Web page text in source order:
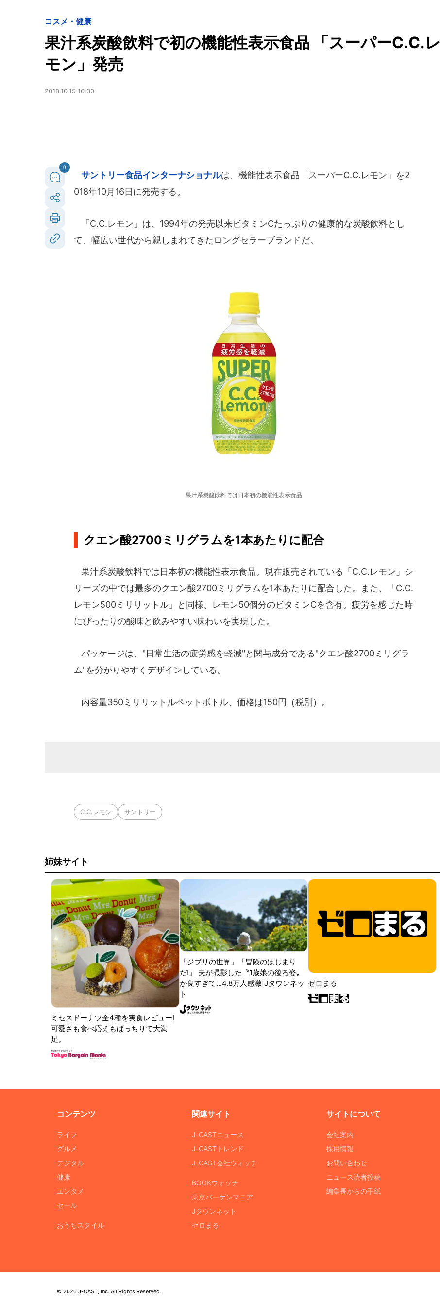
コスメ・健康
果汁系炭酸飲料で初の機能性表示食品 「スーパーC.C.レ
モン」発売
2018.10.15 16:30
0
サントリー食品インターナショナルは、機能性表示食品「スーパーC.C.レモン」を2
018年10月16日に発売する。
「C.C.レモン」は、1994年の発売以来ビタミンCたっぷりの健康的な炭酸飲料とし
て、幅広い世代から親しまれてきたロングセラーブランドだ。
果汁系炭酸飲料では日本初の機能性表示食品
クエン酸2700ミリグラムを1本あたりに配合
果汁系炭酸飲料では日本初の機能性表示食品。現在販売されている「C.C.レモン」シ
リーズの中では最多のクエン酸2700ミリグラムを1本あたりに配合した。また、「C.C.
レモン500ミリリットル」と同様、レモン50個分のビタミンCを含有。疲労を感じた時
にぴったりの酸味と飲みやすい味わいを実現した。
パッケージは、"日常生活の疲労感を軽減"と関与成分である"クエン酸2700ミリグラ
ム"を分かりやすくデザインしている。
内容量350ミリリットルペットボトル、価格は150円（税別）。
C.C.レモン サントリー
姉妹サイト
ミセスドーナツ全4種を実食レビュー!
可愛さも食べ応えもばっちりで大満
足。
「ジブリの世界」「冒険のはじまり
だ!」 夫が撮影した〝1歳娘の後ろ姿〟
が良すぎて...4.8万人感激|Jタウンネッ
ト
ゼロまる
コンテンツ
ライフ
グルメ
デジタル
健康
エンタメ
セール
おうちスタイル
関連サイト
J-CASTニュース
J-CASTトレンド
J-CAST会社ウォッチ
BOOKウォッチ
東京バーゲンマニア
Jタウンネット
ゼロまる
サイトについて
会社案内
採用情報
お問い合わせ
ニュース読者投稿
編集長からの手紙
© 2026 J-CAST, Inc. All Rights Reserved.